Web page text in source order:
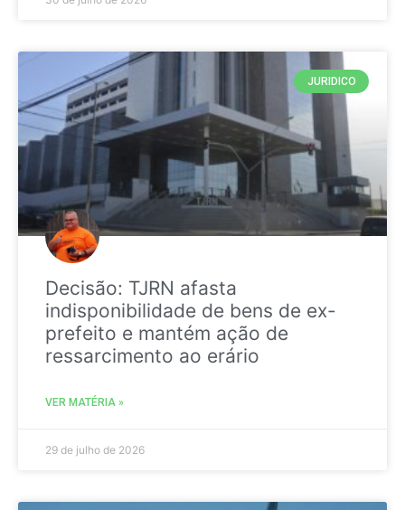
JURIDICO
Decisão: TJRN afasta
indisponibilidade de bens de ex-
prefeito e mantém ação de
ressarcimento ao erário
VER MATÉRIA »
29 de julho de 2026